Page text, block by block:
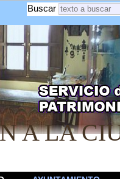
Buscar
A LA